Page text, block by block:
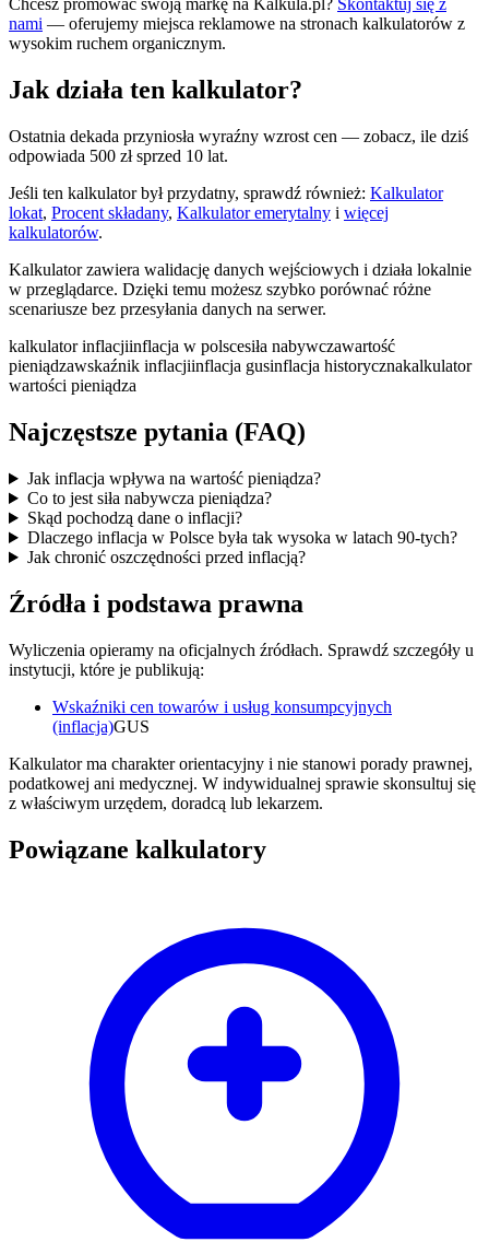
Chcesz promować swoją markę na Kalkula.pl? Skontaktuj się z
nami — oferujemy miejsca reklamowe na stronach kalkulatorów z
wysokim ruchem organicznym.
Jak działa ten kalkulator?
Ostatnia dekada przyniosła wyraźny wzrost cen — zobacz, ile dziś
odpowiada 500 zł sprzed 10 lat.
Jeśli ten kalkulator był przydatny, sprawdź również: Kalkulator
lokat, Procent składany, Kalkulator emerytalny i więcej
kalkulatorów.
Kalkulator zawiera walidację danych wejściowych i działa lokalnie
w przeglądarce. Dzięki temu możesz szybko porównać różne
scenariusze bez przesyłania danych na serwer.
kalkulator inflacjiinflacja w polscesiła nabywczawartość
pieniądzawskaźnik inflacjiinflacja gusinflacja historycznakalkulator
wartości pieniądza
Najczęstsze pytania (FAQ)
Jak inflacja wpływa na wartość pieniądza?
Co to jest siła nabywcza pieniądza?
Skąd pochodzą dane o inflacji?
Dlaczego inflacja w Polsce była tak wysoka w latach 90-tych?
Jak chronić oszczędności przed inflacją?
Źródła i podstawa prawna
Wyliczenia opieramy na oficjalnych źródłach. Sprawdź szczegóły u
instytucji, które je publikują:
Wskaźniki cen towarów i usług konsumpcyjnych
(inflacja)GUS
Kalkulator ma charakter orientacyjny i nie stanowi porady prawnej,
podatkowej ani medycznej. W indywidualnej sprawie skonsultuj się
z właściwym urzędem, doradcą lub lekarzem.
Powiązane kalkulatory